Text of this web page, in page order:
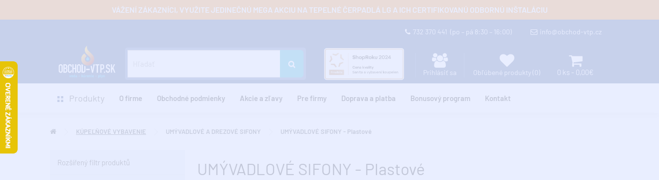
VÁŽENÍ ZÁKAZNÍCI, VYUŽITE JEDINEČNÚ MEGA AKCIU NA TEPELNÉ ČERPADLÁ LG A ICH CERTIFIKOVANÚ ODBORNÚ INŠTALÁCIU
Prihlásiť sa Obľúbené produkty (0) 0 ks - 0,00€
732 370 441 (po – pá 8:30 – 16:00) info@obchod-vtp.cz
Produkty O firme Obchodné podmienky Akcie a zľavy Pre firmy Doprava a platba Bonusový program Kontakt
KÚPEĽŇOVÉ VYBAVENIE UMÝVADLOVÉ A DREZOVÉ SIFONY UMÝVADLOVÉ SIFONY - Plastové
Rozšířený filtr produktů UMÝVADLOVÉ SIFONY - Plastové